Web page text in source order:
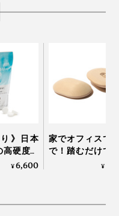
幅広な形状。冷えてい
を温めると、上半身が
見つけ
リング
》日本
硬度マ
セル技術
¥6,600
家でオフィスで
で！踏むだけで
ら元気になれる
¥